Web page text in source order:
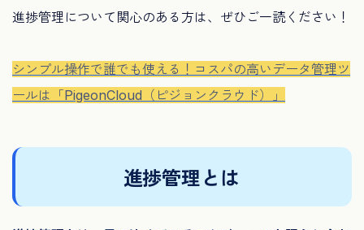
進捗管理について関心のある方は、ぜひご一読ください！
シンプル操作で誰でも使える！コスパの高いデータ管理ツ
ールは「PigeonCloud（ピジョンクラウド）」
進捗管理とは